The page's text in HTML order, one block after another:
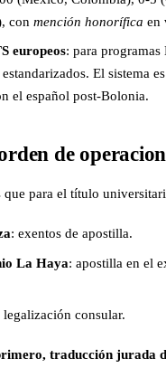
con mención honorífica en
europeos: para
El sistema
el español post-Bolonia.
de
que para el título
: exentos de apostilla.
La Haya: apostilla en el
legalización consular.
traducción jurada